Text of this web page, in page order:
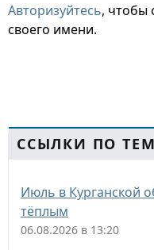
Авторизуйтесь, чтобы
своего имени.
ССЫЛКИ ПО
Июль в Курганской
тёплым
06.08.2026 в 13:20